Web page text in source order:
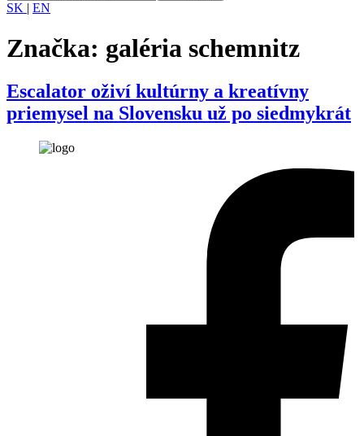
SK | EN
Značka: galéria schemnitz
Escalator oživí kultúrny a kreatívny
priemysel na Slovensku už po siedmykrát